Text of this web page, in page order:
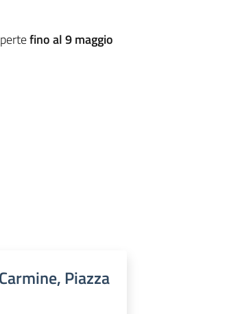
fino al 9 maggio
Piazza